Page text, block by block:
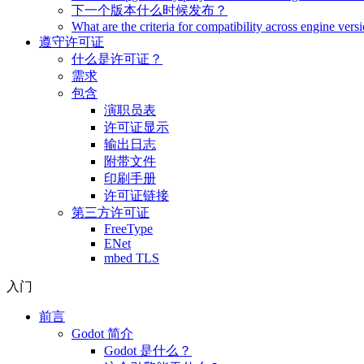
下一个版本什么时候发布？
What are the criteria for compatibility across engine
遵守许可证
什么是许可证？
需求
包含
演职员表
许可证显示
输出日志
附带文件
印刷手册
许可证链接
第三方许可证
FreeType
ENet
mbed TLS
入门
前言
Godot 简介
Godot 是什么？